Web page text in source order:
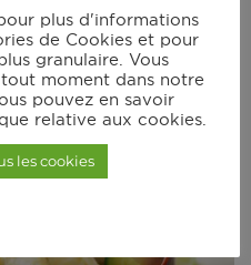
minsplus d'informations
de Cookies et pour
granulaire. Vous
moment dans notre
pouvez en savoir
relative aux cookies.
les cookies